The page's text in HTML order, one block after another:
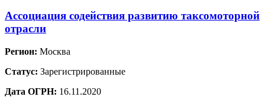
Ассоциация содействия развитию таксомоторной
отрасли
Регион: Москва
Статус: Зарегистрированные
Дата ОГРН: 16.11.2020